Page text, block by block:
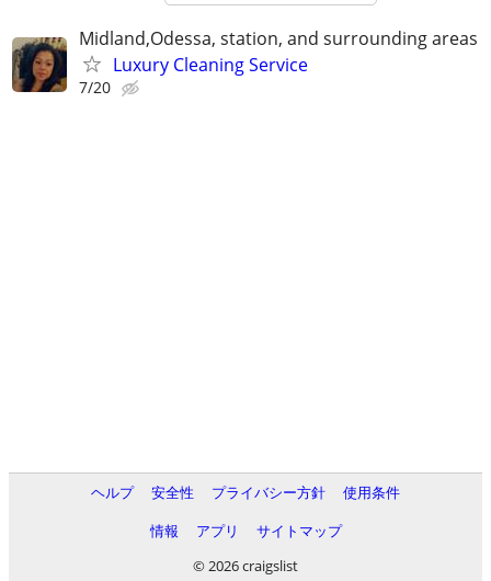
Midland,Odessa, station, and surrounding areas
Luxury Cleaning Service
7/20
ヘルプ 安全性 プライバシー方針
使用条件
情報
アプリ
サイトマップ
© 2026 craigslist